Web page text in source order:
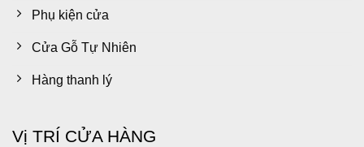
Phụ kiện cửa
Cửa Gỗ Tự Nhiên
Hàng thanh lý
Vị TRÍ CỬA HÀNG